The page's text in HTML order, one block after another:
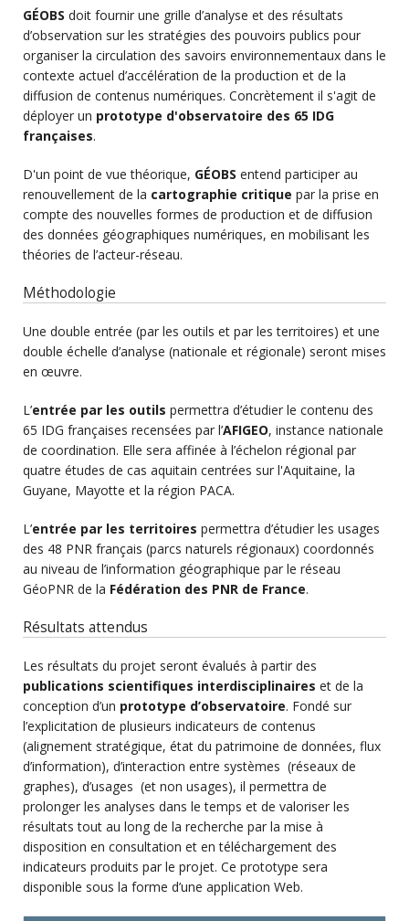
GÉOBS doit fournir une grille d’analyse et des résultats
d’observation sur les stratégies des pouvoirs publics pour
organiser la circulation des savoirs environnementaux dans le
contexte actuel d’accélération de la production et de la
diffusion de contenus numériques. Concrètement il s'agit de
déployer un prototype d'observatoire des 65 IDG
françaises.
D'un point de vue théorique, GÉOBS entend participer au
renouvellement de la cartographie critique par la prise en
compte des nouvelles formes de production et de diffusion
des données géographiques numériques, en mobilisant les
théories de l’acteur-réseau.
Méthodologie
Une double entrée (par les outils et par les territoires) et une
double échelle d’analyse (nationale et régionale) seront mises
en œuvre.
L’entrée par les outils permettra d’étudier le contenu des
65 IDG françaises recensées par l’AFIGEO, instance nationale
de coordination. Elle sera affinée à l’échelon régional par
quatre études de cas aquitain centrées sur l'Aquitaine, la
Guyane, Mayotte et la région PACA.
L’entrée par les territoires permettra d’étudier les usages
des 48 PNR français (parcs naturels régionaux) coordonnés
au niveau de l’information géographique par le réseau
GéoPNR de la Fédération des PNR de France.
Résultats attendus
Les résultats du projet seront évalués à partir des
publications scientifiques interdisciplinaires et de la
conception d’un prototype d’observatoire. Fondé sur
l’explicitation de plusieurs indicateurs de contenus
(alignement stratégique, état du patrimoine de données, flux
d’information), d’interaction entre systèmes (réseaux de
graphes), d’usages (et non usages), il permettra de
prolonger les analyses dans le temps et de valoriser les
résultats tout au long de la recherche par la mise à
disposition en consultation et en téléchargement des
indicateurs produits par le projet. Ce prototype sera
disponible sous la forme d’une application Web.